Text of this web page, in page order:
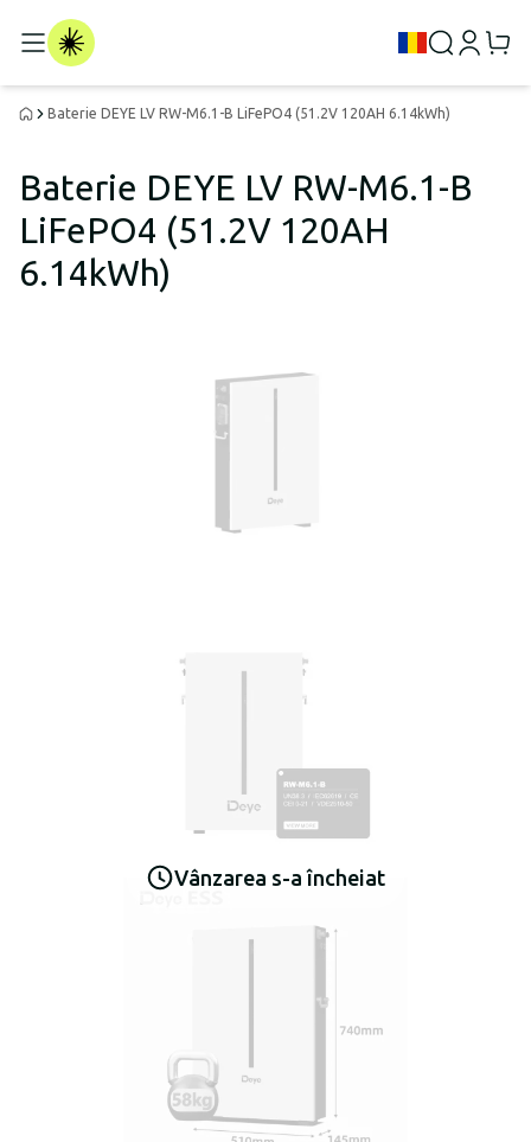
Baterie DEYE LV RW-M6.1-B LiFePO4 (51.2V 120AH 6.14kWh)
Baterie DEYE LV RW-M6.1-B
LiFePO4 (51.2V 120AH
6.14kWh)
Vânzarea s-a încheiat